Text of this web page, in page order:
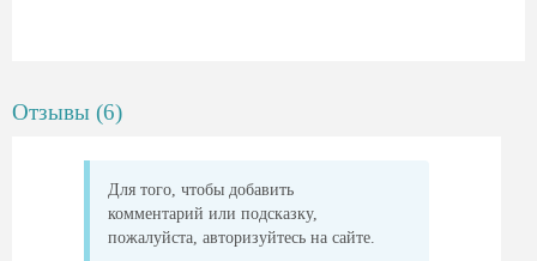
Отзывы (6)
Для того, чтобы добавить
комментарий или подсказку,
пожалуйста, авторизуйтесь на сайте.